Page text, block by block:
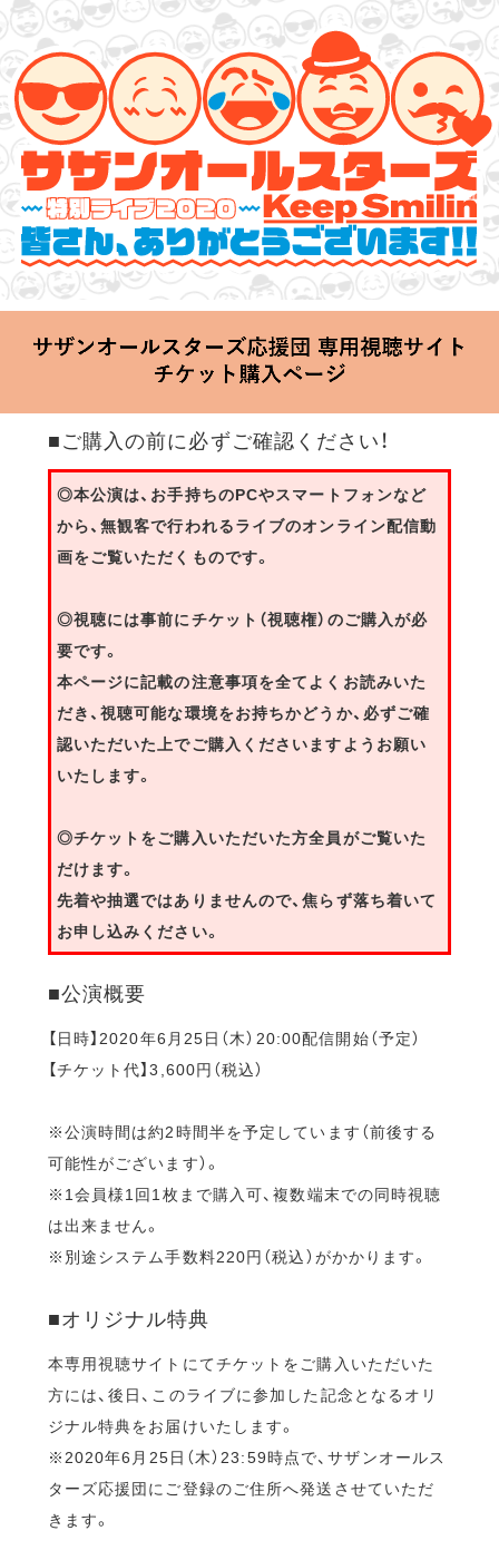
サザンオールスターズ 特別ライブ 2020
「Keep Smilin’～皆さん、ありがとうございます!!～」
2020.06.25 Thu 20:00 Start at 横浜アリーナ
■ご購入の前に必ずご確認ください！
◎本公演は、お手持ちのPCやスマートフォンなど
から、無観客で行われるライブのオンライン配信動
画をご覧いただくものです。
◎視聴には事前にチケット（視聴権）のご購入が必
要です。
本ページに記載の注意事項を全てよくお読みいた
だき、視聴可能な環境をお持ちかどうか、必ずご確
認いただいた上でご購入くださいますようお願い
いたします。
◎チケットをご購入いただいた方全員がご覧いた
だけます。
先着や抽選ではありませんので、焦らず落ち着いて
お申し込みください。
■公演概要
【日時】2020年6月25日（木）20:00配信開始（予定）
【チケット代】3,600円（税込）
※公演時間は約2時間半を予定しています（前後する
可能性がございます）。
※1会員様1回1枚まで購入可、複数端末での同時視聴
は出来ません。
※別途システム手数料220円（税込）がかかります。
■オリジナル特典
本専用視聴サイトにてチケットをご購入いただいた
方には、後日、このライブに参加した記念となるオリ
ジナル特典をお届けいたします。
※2020年6月25日（木）23:59時点で、サザンオールス
ターズ応援団にご登録のご住所へ発送させていただ
きます。